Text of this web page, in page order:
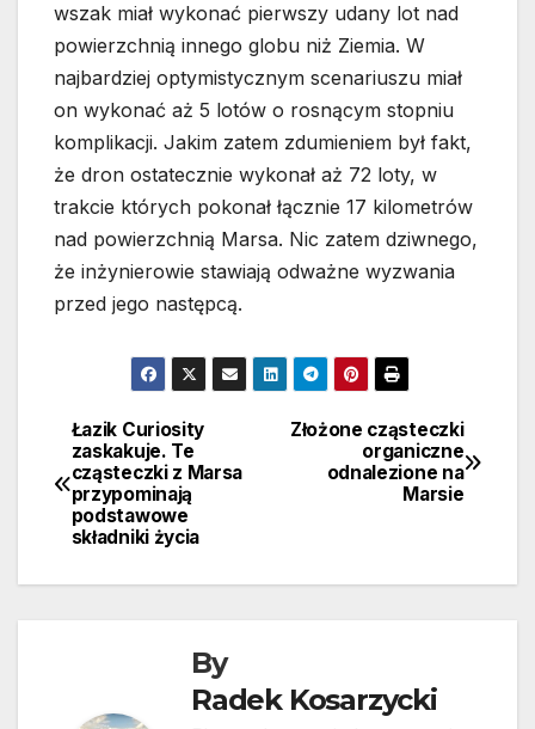
wszak miał wykonać pierwszy udany lot nad
powierzchnią innego globu niż Ziemia. W
najbardziej optymistycznym scenariuszu miał
on wykonać aż 5 lotów o rosnącym stopniu
komplikacji. Jakim zatem zdumieniem był fakt,
że dron ostatecznie wykonał aż 72 loty, w
trakcie których pokonał łącznie 17 kilometrów
nad powierzchnią Marsa. Nic zatem dziwnego,
że inżynierowie stawiają odważne wyzwania
przed jego następcą.
Nawigacja
wpisu
Złożone cząsteczki
organiczne
odnalezione na
Marsie
Łazik Curiosity
zaskakuje. Te
cząsteczki z Marsa
przypominają
podstawowe
składniki życia
By
Radek Kosarzycki